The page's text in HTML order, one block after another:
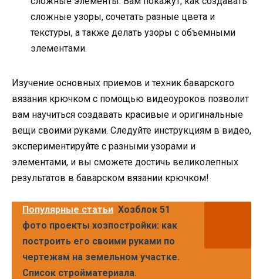
сложные узоры, сочетать разные цвета и
текстуры, а также делать узоры с объемными
элементами.
Изучение основных приемов и техник баварского
вязания крючком с помощью видеоуроков позволит
вам научиться создавать красивые и оригинальные
вещи своими руками. Следуйте инструкциям в видео,
экспериментируйте с разными узорами и
элементами, и вы сможете достичь великолепных
результатов в баварском вязании крючком!
Популярные статьи Хозблок 51
фото проекты хозпостройки: как
построить его своими руками по
чертежам на земельном участке.
Список стройматериала.